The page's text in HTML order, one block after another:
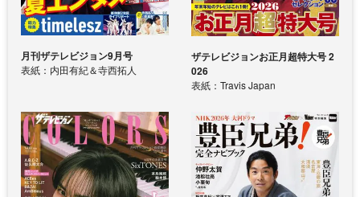
月刊ザテレビジョン9月号
表紙：内田有紀＆寺西拓人
ザテレビジョンお正月超特大号 2
026
表紙：Travis Japan